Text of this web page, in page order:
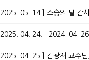
[2025. 05. 14.] 스승의 날 감
[2025. 04. 24. - 2024. 04.
[2025. 04. 25.] 김광재 교수